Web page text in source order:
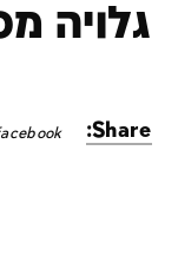
גלויה
Share: